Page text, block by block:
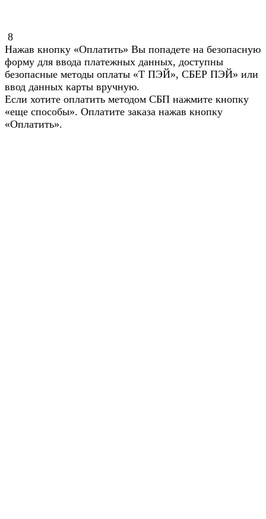
8
Нажав кнопку «Оплатить» Вы попадете на безопасную
форму для ввода платежных данных, доступны
безопасные методы оплаты «Т ПЭЙ», СБЕР ПЭЙ» или
ввод данных карты вручную.
Если хотите оплатить методом СБП нажмите кнопку
«еще способы». Оплатите заказа нажав кнопку
«Оплатить».